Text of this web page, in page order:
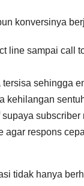
konversinya
line sampai call
sehingga
kehilangan
subscriber
agar respons
tidak hanya